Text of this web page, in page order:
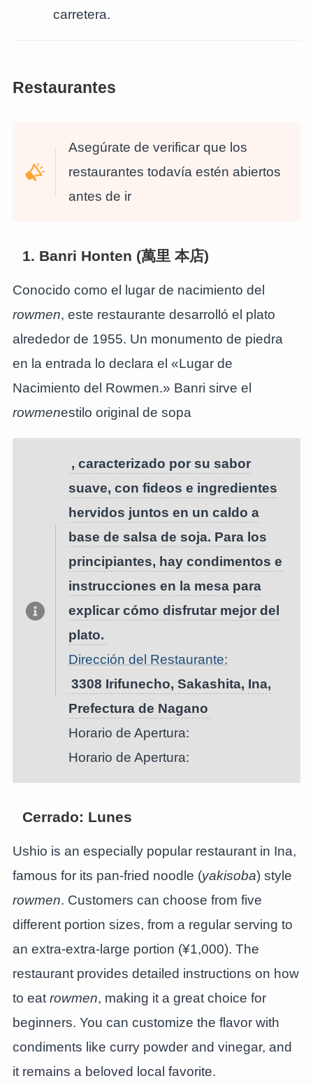
carretera.
Restaurantes
Asegúrate de verificar que los
restaurantes todavía estén abiertos
antes de ir
1. Banri Honten (萬里 本店)
Conocido como el lugar de nacimiento del
rowmen, este restaurante desarrolló el plato
alrededor de 1955. Un monumento de piedra
en la entrada lo declara el «Lugar de
Nacimiento del Rowmen.» Banri sirve el
rowmenestilo original de sopa
, caracterizado por su sabor
suave, con fideos e ingredientes
hervidos juntos en un caldo a
base de salsa de soja. Para los
principiantes, hay condimentos e
instrucciones en la mesa para
explicar cómo disfrutar mejor del
plato.
Dirección del Restaurante:
3308 Irifunecho, Sakashita, Ina,
Prefectura de Nagano
Horario de Apertura:
Horario de Apertura:
Cerrado: Lunes
Ushio is an especially popular restaurant in Ina,
famous for its pan-fried noodle (yakisoba) style
rowmen. Customers can choose from five
different portion sizes, from a regular serving to
an extra-extra-large portion (¥1,000). The
restaurant provides detailed instructions on how
to eat rowmen, making it a great choice for
beginners. You can customize the flavor with
condiments like curry powder and vinegar, and
it remains a beloved local favorite.